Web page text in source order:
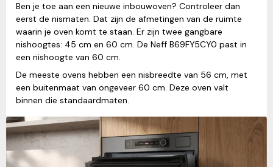
Ben je toe aan een nieuwe inbouwoven? Controleer dan
eerst de nismaten. Dat zijn de afmetingen van de ruimte
waarin je oven komt te staan. Er zijn twee gangbare
nishoogtes: 45 cm en 60 cm. De Neff B69FY5CY0 past in
een nishoogte van 60 cm.
De meeste ovens hebben een nisbreedte van 56 cm, met
een buitenmaat van ongeveer 60 cm. Deze oven valt
binnen die standaardmaten.